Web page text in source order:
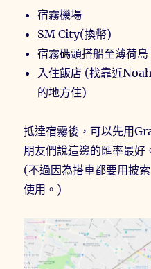
宿霧機場
SM City(換幣)
宿霧碼頭搭船至薄荷
入住飯店 (找靠近
的地方住)
抵達宿霧後，可以先用
朋友們說這邊的匯率最好
(不過因為搭車都要用披
使用。)